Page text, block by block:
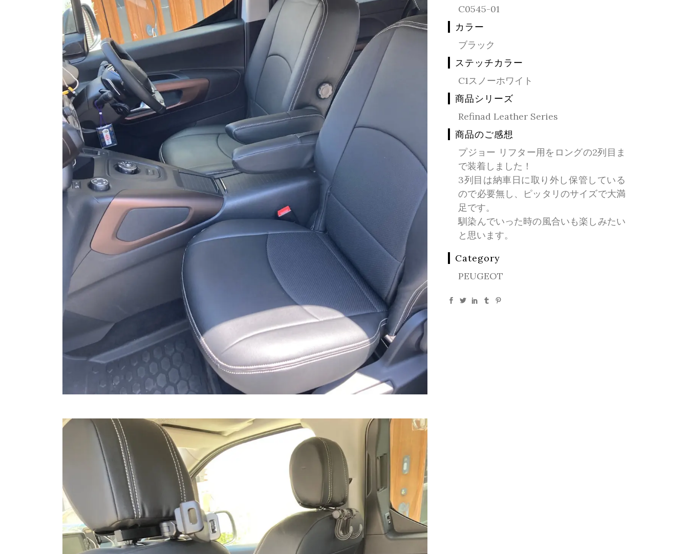
C0545-01
カラー
ブラック
ステッチカラー
C1スノーホワイト
商品シリーズ
Refinad Leather Series
商品のご感想
プジョー リフター用をロングの2列目ま
で装着しました！
3列目は納車日に取り外し保管している
ので必要無し、ピッタリのサイズで大満
足です。
馴染んでいった時の風合いも楽しみたい
と思います。
Category
PEUGEOT